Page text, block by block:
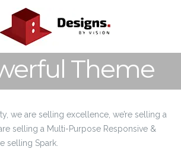
Theme
we are selling excellence, we’re selling a
selling a Multi-Purpose Responsive &
selling Spark.